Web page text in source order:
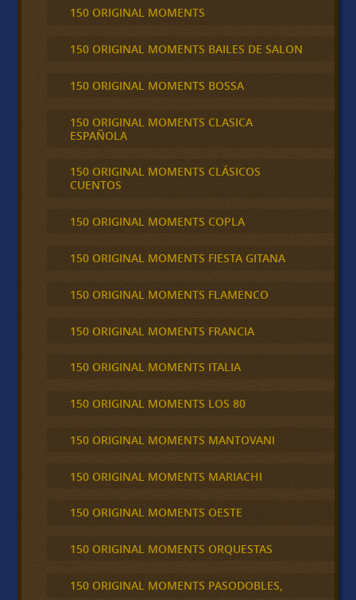
150 ORIGINAL MOMENTS
150 ORIGINAL MOMENTS BAILES DE SALON
150 ORIGINAL MOMENTS BOSSA
150 ORIGINAL MOMENTS CLASICA
ESPAÑOLA
150 ORIGINAL MOMENTS CLÁSICOS
CUENTOS
150 ORIGINAL MOMENTS COPLA
150 ORIGINAL MOMENTS FIESTA GITANA
150 ORIGINAL MOMENTS FLAMENCO
150 ORIGINAL MOMENTS FRANCIA
150 ORIGINAL MOMENTS ITALIA
150 ORIGINAL MOMENTS LOS 80
150 ORIGINAL MOMENTS MANTOVANI
150 ORIGINAL MOMENTS MARIACHI
150 ORIGINAL MOMENTS OESTE
150 ORIGINAL MOMENTS ORQUESTAS
150 ORIGINAL MOMENTS PASODOBLES,